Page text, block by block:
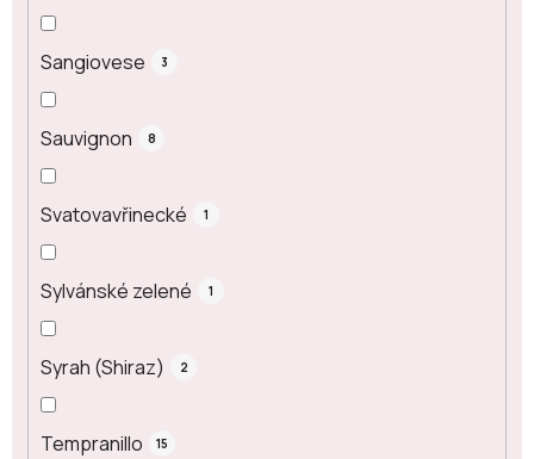
Sangiovese 3
Sauvignon 8
Svatovavřinecké 1
Sylvánské zelené 1
Syrah (Shiraz) 2
Tempranillo 15